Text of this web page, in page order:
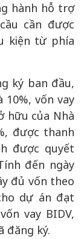
hành hỗ trợ
cần được
kiện từ phía
ký ban đầu,
vốn vay
hữu của Nhà
được thanh
được quyết
đến ngày
đủ vốn theo
dự án đạt
vay BIDV,
đăng ký.